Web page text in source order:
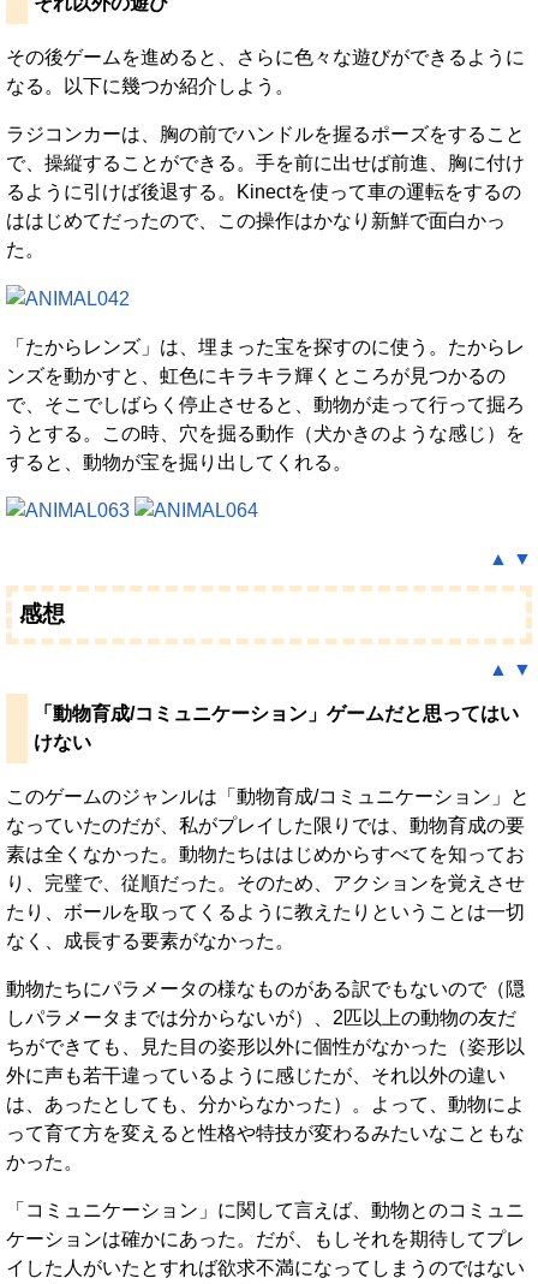
その後ゲームを進めると、さらに色々な遊びができるように
なる。以下に幾つか紹介しよう。
ラジコンカーは、胸の前でハンドルを握るポーズをすること
で、操縦することができる。手を前に出せば前進、胸に付け
るように引けば後退する。Kinectを使って車の運転をするの
ははじめてだったので、この操作はかなり新鮮で面白かっ
た。
「たからレンズ」は、埋まった宝を探すのに使う。たからレ
ンズを動かすと、虹色にキラキラ輝くところが見つかるの
で、そこでしばらく停止させると、動物が走って行って掘ろ
うとする。この時、穴を掘る動作（犬かきのような感じ）を
すると、動物が宝を掘り出してくれる。
▲ ▼
感想
▲ ▼
「動物育成/コミュニケーション」ゲームだと思ってはい
けない
このゲームのジャンルは「動物育成/コミュニケーション」と
なっていたのだが、私がプレイした限りでは、動物育成の要
素は全くなかった。動物たちははじめからすべてを知ってお
り、完璧で、従順だった。そのため、アクションを覚えさせ
たり、ボールを取ってくるように教えたりということは一切
なく、成長する要素がなかった。
動物たちにパラメータの様なものがある訳でもないので（隠
しパラメータまでは分からないが）、2匹以上の動物の友だ
ちができても、見た目の姿形以外に個性がなかった（姿形以
外に声も若干違っているように感じたが、それ以外の違い
は、あったとしても、分からなかった）。よって、動物によ
って育て方を変えると性格や特技が変わるみたいなこともな
かった。
「コミュニケーション」に関して言えば、動物とのコミュニ
ケーションは確かにあった。だが、もしそれを期待してプレ
イした人がいたとすれば欲求不満になってしまうのではない